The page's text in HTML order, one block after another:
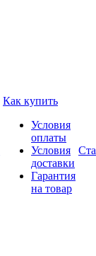
Как купить
Условия
оплаты
Условия
доставки
Гарантия
на товар